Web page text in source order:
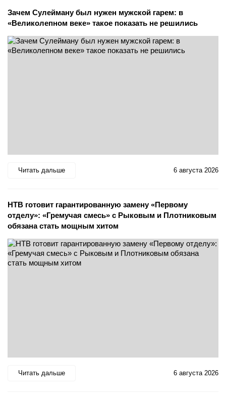
Зачем Сулейману был нужен мужской гарем: в
«Великолепном веке» такое показать не решились
Читать дальше 6 августа 2026
НТВ готовит гарантированную замену «Первому
отделу»: «Гремучая смесь» с Рыковым и Плотниковым
обязана стать мощным хитом
Читать дальше 6 августа 2026